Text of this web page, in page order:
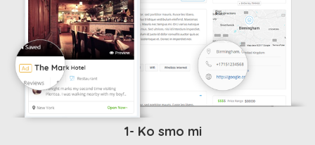
1- Ko smo mi